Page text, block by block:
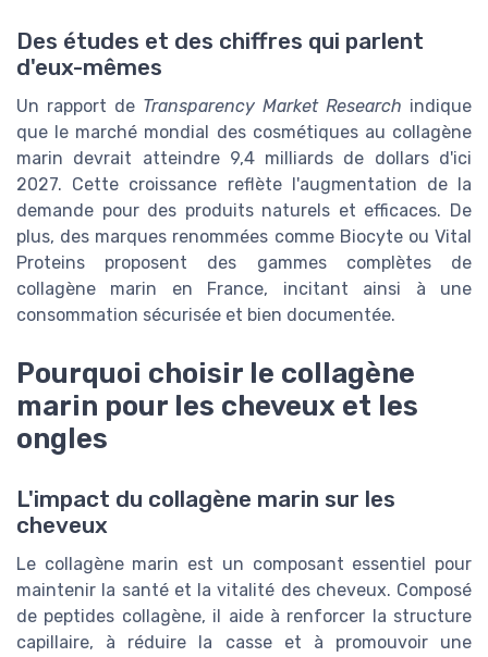
Des études et des chiffres qui parlent
d'eux-mêmes
Un rapport de Transparency Market Research indique
que le marché mondial des cosmétiques au collagène
marin devrait atteindre 9,4 milliards de dollars d'ici
2027. Cette croissance reflète l'augmentation de la
demande pour des produits naturels et efficaces. De
plus, des marques renommées comme Biocyte ou Vital
Proteins proposent des gammes complètes de
collagène marin en France, incitant ainsi à une
consommation sécurisée et bien documentée.
Pourquoi choisir le collagène
marin pour les cheveux et les
ongles
L'impact du collagène marin sur les
cheveux
Le collagène marin est un composant essentiel pour
maintenir la santé et la vitalité des cheveux. Composé
de peptides collagène, il aide à renforcer la structure
capillaire, à réduire la casse et à promouvoir une